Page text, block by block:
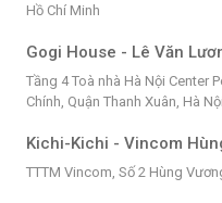
Hồ Chí Minh
Gogi House - Lê Văn
Tầng 4 Toà nhà Hà Nội Center
Chính, Quận Thanh Xuân, Hà Nội
Kichi-Kichi - Vincom
TTTM Vincom, Số 2 Hùng